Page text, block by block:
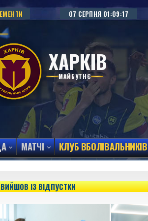
ХАРКІВ
МАЙБУТНЄ
07 СЕРПНЯ 01:09:18
МАТЧІ КЛУБ ВБОЛІВАЛЬНИКІВ
ІЗ ВІДПУСТКИ